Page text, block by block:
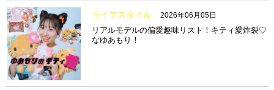
ライフスタイル 2026年06月05日
リアルモデルの偏愛趣味リスト！キティ愛炸裂♡
なゆあもり！